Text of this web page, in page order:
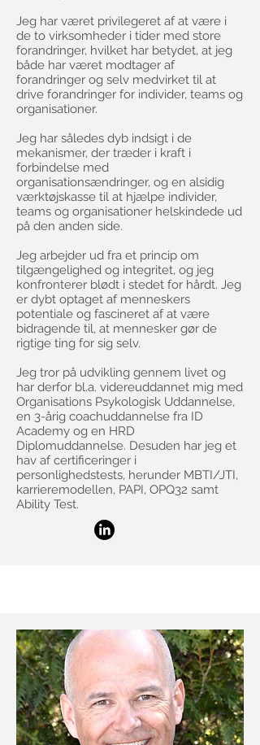
Jeg har været privilegeret af at være i
de to virksomheder i tider med store
forandringer, hvilket har betydet, at jeg
både har været modtager af
forandringer og selv medvirket til at
drive forandringer for individer, teams og
organisationer.
Jeg har således dyb indsigt i de
mekanismer, der træder i kraft i
forbindelse med
organisationsændringer, og en alsidig
værktøjskasse til at hjælpe individer,
teams og organisationer helskindede ud
på den anden side.
Jeg arbejder ud fra et princip om
tilgængelighed og integritet, og jeg
konfronterer blødt i stedet for hårdt. Jeg
er dybt optaget af menneskers
potentiale og fascineret af at være
bidragende til, at mennesker gør de
rigtige ting for sig selv.
Jeg tror på udvikling gennem livet og
har derfor bl.a. videreuddannet mig med
Organisations Psykologisk Uddannelse,
en 3-årig coachuddannelse fra ID
Academy og en HRD
Diplomuddannelse. Desuden har jeg et
hav af certificeringer i
personlighedstests, herunder MBTI/JTI,
karrieremodellen, PAPI, OPQ32 samt
Ability Test.